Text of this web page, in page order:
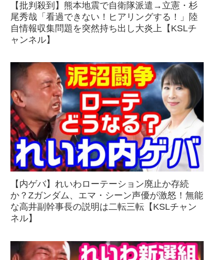
【批判殺到】熊本地震で自衛隊派遣→立憲・杉
尾秀哉「看過できない！ヒアリングする！」陸
自情報収集問題を突然持ち出し大炎上【KSLチ
ャンネル】
【内ゲバ】れいわローテーション廃止か存続
か？Zガンダム、エマ・シーン声優が激怒！無能
な高井副幹事長の説明は二転三転【KSLチャン
ネル】